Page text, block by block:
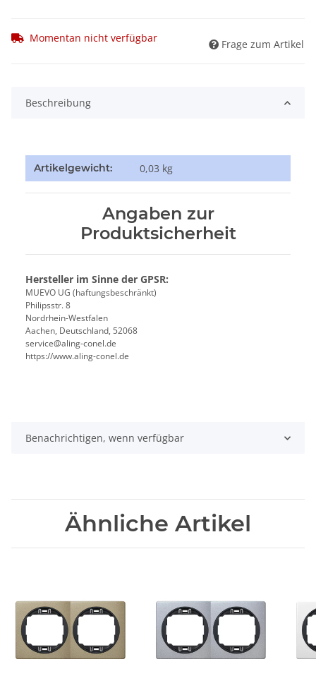
Momentan nicht verfügbar Frage zum Artikel
Beschreibung
Produkteigenschaft
Wert
Artikelgewicht: 0,03 kg
Angaben zur
Produktsicherheit
Hersteller im Sinne der GPSR:
MUEVO UG (haftungsbeschränkt)
Philipsstr. 8
Nordrhein-Westfalen
Aachen, Deutschland, 52068
service@aling-conel.de
https://www.aling-conel.de
Benachrichtigen, wenn verfügbar
Ähnliche Artikel